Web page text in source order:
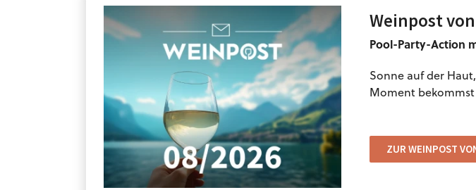
Weinpost
Pool-Party-Action
Sonne auf der
Moment
ZUR WEINPOST